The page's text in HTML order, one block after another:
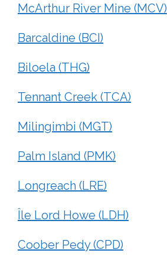
McArthur River Mine (MCV)
Barcaldine (BCI)
Biloela (THG)
Tennant Creek (TCA)
Milingimbi (MGT)
Palm Island (PMK)
Longreach (LRE)
Île Lord Howe (LDH)
Coober Pedy (CPD)